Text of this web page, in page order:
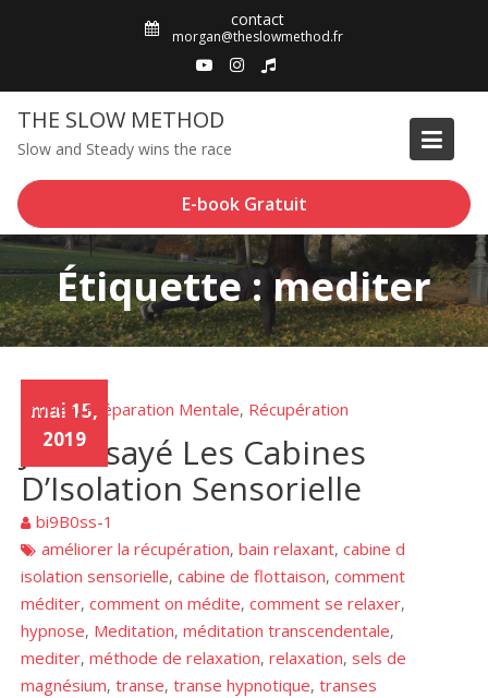
contact
morgan@theslowmethod.fr
THE SLOW METHOD
Slow and Steady wins the race
E-book Gratuit
Étiquette : mediter
mai 15,
2019
Articles,Préparation Mentale, Récupération
J’ai Essayé Les Cabines
D’Isolation Sensorielle
bi9B0ss-1
améliorer la récupération,bain relaxant,cabine d
isolation sensorielle,cabine de flottaison,comment
méditer,comment on médite,comment se relaxer,
hypnose, Meditation,méditation transcendentale,
mediter,méthode de relaxation,relaxation,sels de
magnésium,transe,transe hypnotique,transes